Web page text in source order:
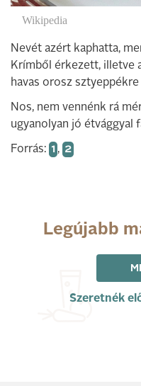
Wikipedia
Nevét azért kaphatta,
Krímből érkezett, illetve
havas orosz
Nos, nem vennénk rá
ugyanolyan jó étvággyal
Forrás: 1 , 2
Legújabb
Szeretnék